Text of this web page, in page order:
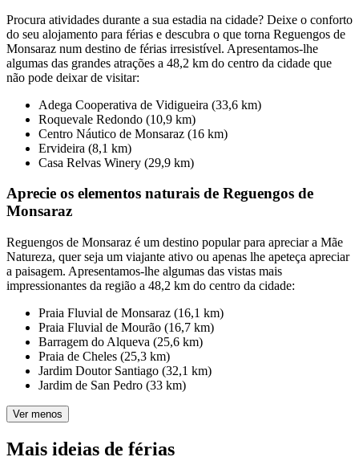
Procura atividades durante a sua estadia na cidade? Deixe o conforto
do seu alojamento para férias e descubra o que torna Reguengos de
Monsaraz num destino de férias irresistível. Apresentamos-lhe
algumas das grandes atrações a 48,2 km do centro da cidade que
não pode deixar de visitar:
Adega Cooperativa de Vidigueira (33,6 km)
Roquevale Redondo (10,9 km)
Centro Náutico de Monsaraz (16 km)
Ervideira (8,1 km)
Casa Relvas Winery (29,9 km)
Aprecie os elementos naturais de Reguengos de
Monsaraz
Reguengos de Monsaraz é um destino popular para apreciar a Mãe
Natureza, quer seja um viajante ativo ou apenas lhe apeteça apreciar
a paisagem. Apresentamos-lhe algumas das vistas mais
impressionantes da região a 48,2 km do centro da cidade:
Praia Fluvial de Monsaraz (16,1 km)
Praia Fluvial de Mourão (16,7 km)
Barragem do Alqueva (25,6 km)
Praia de Cheles (25,3 km)
Jardim Doutor Santiago (32,1 km)
Jardim de San Pedro (33 km)
Ver menos
Mais ideias de férias